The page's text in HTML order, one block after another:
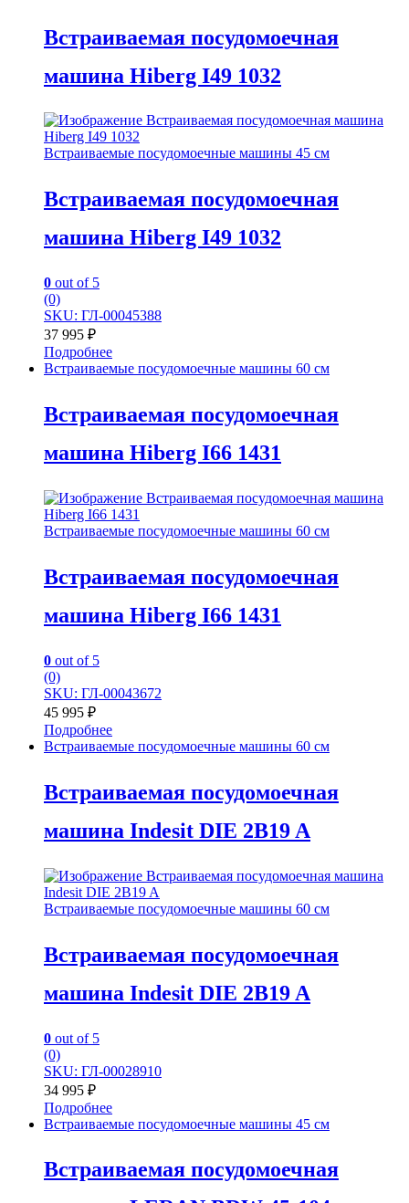
Встраиваемая посудомоечная
машина Hiberg I49 1032
Встраиваемые посудомоечные машины 45 см
Встраиваемая посудомоечная
машина Hiberg I49 1032
0 out of 5
(0)
SKU: ГЛ-00045388
37 995 ₽
Подробнее
Встраиваемые посудомоечные машины 60 см
Встраиваемая посудомоечная
машина Hiberg I66 1431
Встраиваемые посудомоечные машины 60 см
Встраиваемая посудомоечная
машина Hiberg I66 1431
0 out of 5
(0)
SKU: ГЛ-00043672
45 995 ₽
Подробнее
Встраиваемые посудомоечные машины 60 см
Встраиваемая посудомоечная
машина Indesit DIE 2B19 A
Встраиваемые посудомоечные машины 60 см
Встраиваемая посудомоечная
машина Indesit DIE 2B19 A
0 out of 5
(0)
SKU: ГЛ-00028910
34 995 ₽
Подробнее
Встраиваемые посудомоечные машины 45 см
Встраиваемая посудомоечная